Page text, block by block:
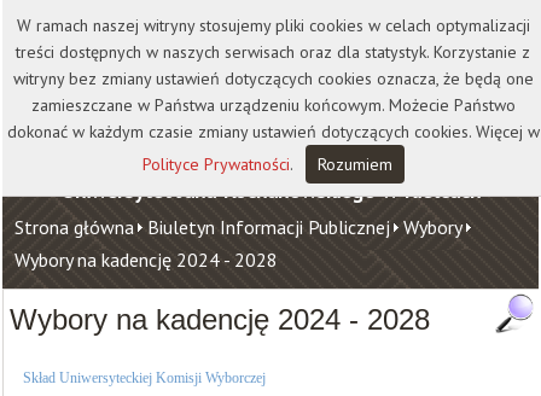
Kontakt Biblioteka
Wydawnictwo
Wirtualna Uczelnia
Uniwersytet Jana Kochanowskiego w Kielcach
Strona główna Biuletyn Informacji Publicznej Wybory
Wybory na kadencję 2024 - 2028
Wybory na kadencję 2024 - 2028
Skład Uniwersyteckiej Komisji Wyborczej
W ramach naszej witryny stosujemy pliki cookies w celach optymalizacji
treści dostępnych w naszych serwisach oraz dla statystyk. Korzystanie z
witryny bez zmiany ustawień dotyczących cookies oznacza, że będą one
zamieszczane w Państwa urządzeniu końcowym. Możecie Państwo
dokonać w każdym czasie zmiany ustawień dotyczących cookies. Więcej w
Polityce Prywatności. Rozumiem